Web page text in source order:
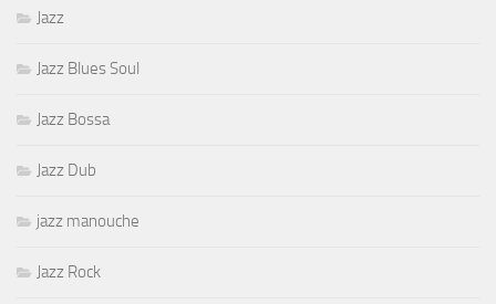
Jazz
Jazz Blues Soul
Jazz Bossa
Jazz Dub
jazz manouche
Jazz Rock